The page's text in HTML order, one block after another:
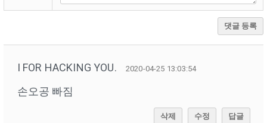
댓글 등록
I FOR HACKING YOU. 2020-04-25 13:03:54
손오공 빠짐
삭제 수정 답글